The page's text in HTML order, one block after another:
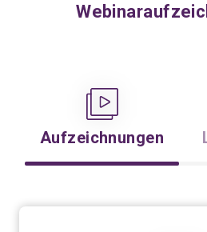
Aufzeichnungen